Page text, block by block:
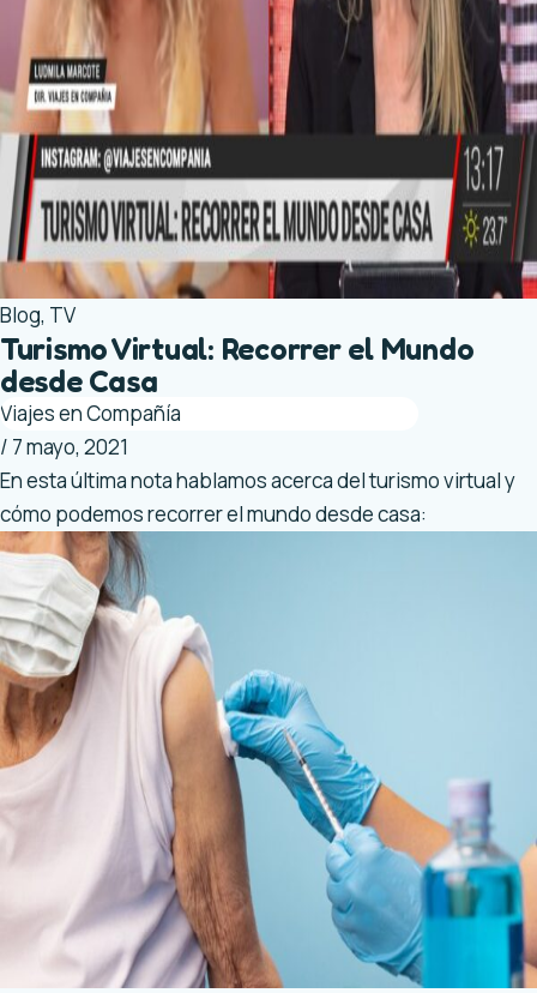
Blog, TV
Turismo Virtual: Recorrer el Mundo
desde Casa
Viajes en Compañía
/ 7 mayo, 2021
En esta última nota hablamos acerca del turismo virtual y
cómo podemos recorrer el mundo desde casa: